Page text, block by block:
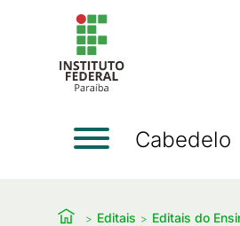
Cabedelo
Editais Editais do